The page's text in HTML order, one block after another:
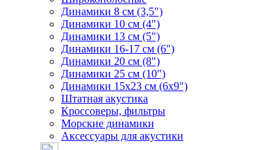
Динамики 8 см (3,5")
Динамики 10 см (4")
Динамики 13 см (5")
Динамики 16-17 см (6")
Динамики 20 см (8")
Динамики 25 см (10")
Динамики 15х23 см (6х9")
Штатная акустика
Кроссоверы, фильтры
Морские динамики
Аксессуары для акустики